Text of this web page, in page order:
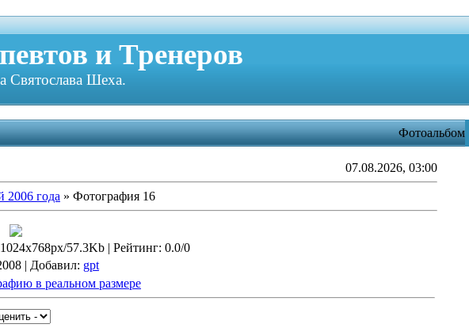
и Тренеров
Святослава Шеха.
Фотоальбом
07.08.2026, 03:00
2006 года » Фотография 16
57.3Kb |Рейтинг: 0.0/0
| Добавил: gpt
в реальном размере